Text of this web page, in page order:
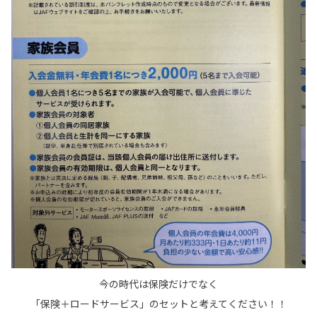
今の時代は保険だけでなく
「保険＋ロードサービス」のセットと考えてください！！